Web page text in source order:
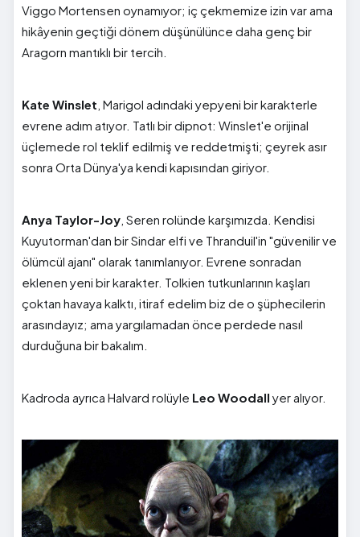
Viggo Mortensen oynamıyor; iç çekmemize izin var ama
hikâyenin geçtiği dönem düşünülünce daha genç bir
Aragorn mantıklı bir tercih.
Kate Winslet , Marigol adındaki yepyeni bir karakterle
evrene adım atıyor. Tatlı bir dipnot: Winslet'e orijinal
üçlemede rol teklif edilmiş ve reddetmişti; çeyrek asır
sonra Orta Dünya'ya kendi kapısından giriyor.
Anya Taylor-Joy , Seren rolünde karşımızda. Kendisi
Kuyutorman'dan bir Sindar elfi ve Thranduil'in "güvenilir ve
ölümcül ajanı" olarak tanımlanıyor. Evrene sonradan
eklenen yeni bir karakter. Tolkien tutkunlarının kaşları
çoktan havaya kalktı, itiraf edelim biz de o şüphecilerin
arasındayız; ama yargılamadan önce perdede nasıl
durduğuna bir bakalım.
Kadroda ayrıca Halvard rolüyle Leo Woodall yer alıyor.